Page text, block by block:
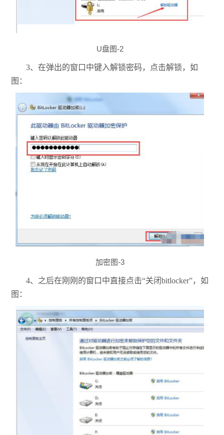
U盘图-2
3、在弹出的窗口中键入解锁密码，点击解锁，如
图：
加密图-3
4、之后在刚刚的窗口中直接点击“关闭bitlocker”，如
图：